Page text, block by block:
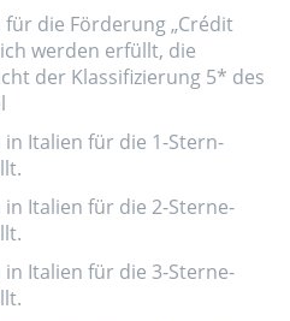
die Förderung „Crédit
werden erfüllt, die
der Klassifizierung 5* des
Italien für die 1-Stern-
Italien für die 2-Sterne-
Italien für die 3-Sterne-